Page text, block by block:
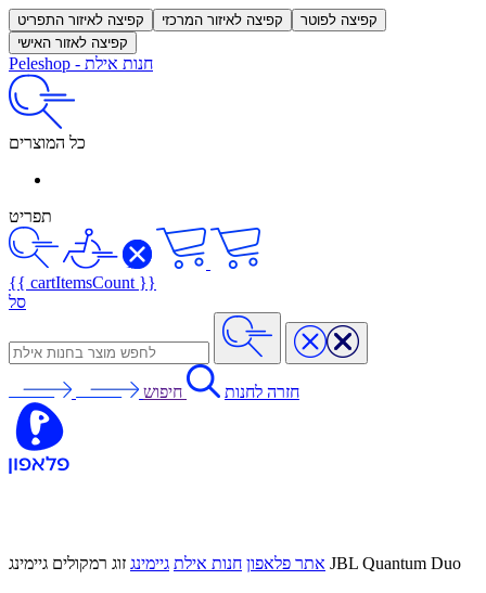
קפיצה לאיזור התפריט קפיצה לאיזור המרכזי
קפיצה לפוטר
קפיצה לאזור האישי
Peleshop - חנות אילת
כל המוצרים
תפריט
{{ cartItemsCount }}
סל
חזרה לחנות חיפוש
אתר פלאפון חנות אילת גיימינג זוג רמקולים גיימינג JBL Quantum Duo